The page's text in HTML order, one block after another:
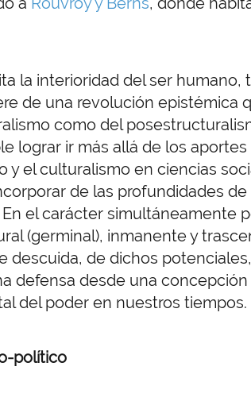
la interioridad del ser humano,
de una revolución epistémica
como del
lograr ir más allá de los aportes
y el culturalismo en ciencias
de las profundidades
el carácter simultáneamente
(germinal), inmanente y
descuida, de dichos
defensa desde una
del poder en nuestros tiempos.
político